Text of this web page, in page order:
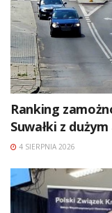
Ranking
Suwałki z
4 SIERPNIA 2026